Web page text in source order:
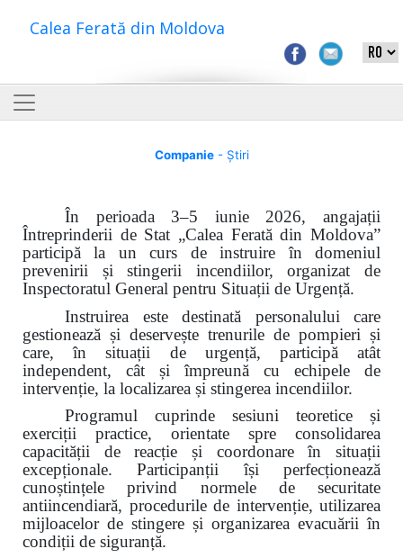
Calea Ferată din Moldova
Companie- Știri
În perioada 3–5 iunie 2026, angajații
Întreprinderii de Stat „Calea Ferată din Moldova”
participă la un curs de instruire în domeniul
prevenirii și stingerii incendiilor, organizat de
Inspectoratul General pentru Situații de Urgență.
Instruirea este destinată personalului care
gestionează și deservește trenurile de pompieri și
care, în situații de urgență, participă atât
independent, cât și împreună cu echipele de
intervenție, la localizarea și stingerea incendiilor.
Programul cuprinde sesiuni teoretice și
exerciții practice, orientate spre consolidarea
capacității de reacție și coordonare în situații
excepționale. Participanții își perfecționează
cunoștințele privind normele de securitate
antiincendiară, procedurile de intervenție, utilizarea
mijloacelor de stingere și organizarea evacuării în
condiții de siguranță.